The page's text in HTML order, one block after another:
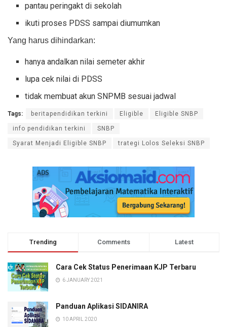
pantau peringakt di sekolah
ikuti proses PDSS sampai diumumkan
Yang harus dihindarkan:
hanya andalkan nilai semeter akhir
lupa cek nilai di PDSS
tidak membuat akun SNPMB sesuai jadwal
Tags: beritapendidikan terkini Eligible Eligible SNBP
info pendidikan terkini SNBP
Syarat Menjadi Eligible SNBP trategi Lolos Seleksi SNBP
Trending Comments Latest
Cara Cek Status Penerimaan KJP Terbaru
6 JANUARY 2021
Panduan Aplikasi SIDANIRA
10 APRIL 2020